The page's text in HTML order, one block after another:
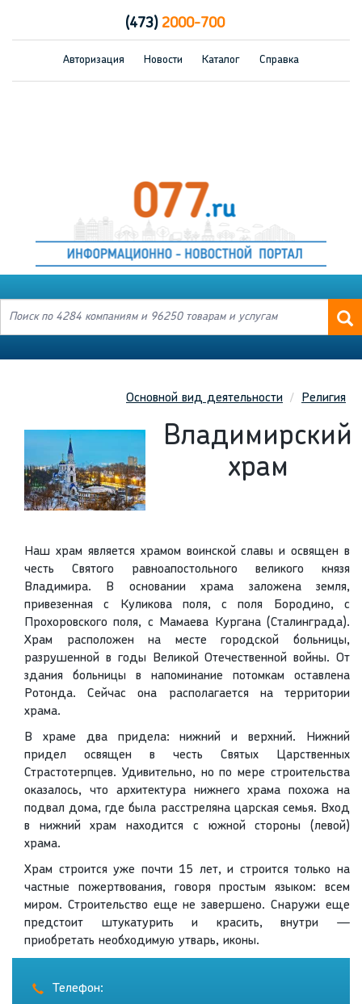
(473)2000-700
Авторизация Новости Каталог Справка
Основной вид деятельности Религия
Владимирский
храм
Наш храм является храмом воинской славы и освящен в
честь Святого равноапостольного великого князя
Владимира. В основании храма заложена земля,
привезенная с Куликова поля, с поля Бородино, с
Прохоровского поля, с Мамаева Кургана (Сталинграда).
Храм расположен на месте городской больницы,
разрушенной в годы Великой Отечественной войны. От
здания больницы в напоминание потомкам оставлена
Ротонда. Сейчас она располагается на территории
храма.
В храме два придела: нижний и верхний. Нижний
придел освящен в честь Святых Царственных
Страстотерпцев. Удивительно, но по мере строительства
оказалось, что архитектура нижнего храма похожа на
подвал дома, где была расстреляна царская семья. Вход
в нижний храм находится с южной стороны (левой)
храма.
Храм строится уже почти 15 лет, и строится только на
частные пожертвования, говоря простым языком: всем
миром. Строительство еще не завершено. Снаружи еще
предстоит штукатурить и красить, внутри —
приобретать необходимую утварь, иконы.
Телефон: